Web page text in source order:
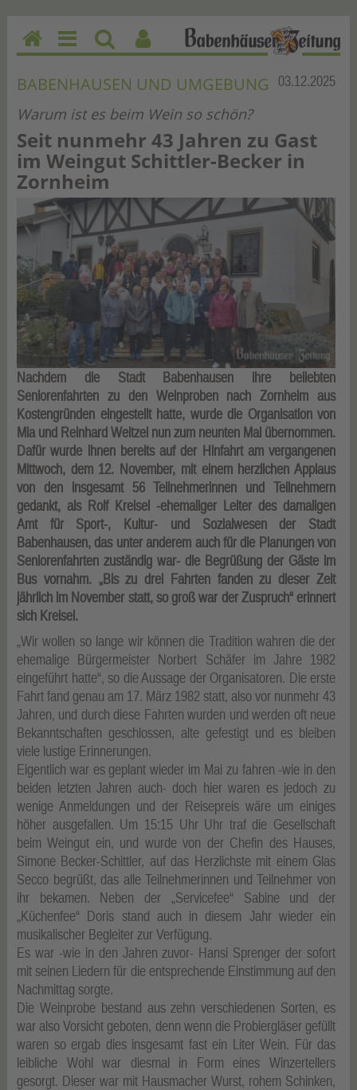
Rubrik:
BABENHAUSEN UND UMGEBUNG 03.12.2025
Warum ist es beim Wein so schön?
Seit nunmehr 43 Jahren zu Gast
im Weingut Schittler-Becker in
Zornheim
Nachdem die Stadt Babenhausen ihre beliebten
Seniorenfahrten zu den Weinproben nach Zornheim aus
Kostengründen eingestellt hatte, wurde die Organisation von
Mia und Reinhard Weitzel nun zum neunten Mal übernommen.
Dafür wurde ihnen bereits auf der Hinfahrt am vergangenen
Mittwoch, dem 12. November, mit einem herzlichen Applaus
von den insgesamt 56 Teilnehmerinnen und Teilnehmern
gedankt, als Rolf Kreisel -ehemaliger Leiter des damaligen
Amt für Sport-, Kultur- und Sozialwesen der Stadt
Babenhausen, das unter anderem auch für die Planungen von
Seniorenfahrten zuständig war- die Begrüßung der Gäste im
Bus vornahm. „Bis zu drei Fahrten fanden zu dieser Zeit
jährlich im November statt, so groß war der Zuspruch“ erinnert
sich Kreisel.
„Wir wollen so lange wir können die Tradition wahren die der
ehemalige Bürgermeister Norbert Schäfer im Jahre 1982
eingeführt hatte“, so die Aussage der Organisatoren. Die erste
Fahrt fand genau am 17. März 1982 statt, also vor nunmehr 43
Jahren, und durch diese Fahrten wurden und werden oft neue
Bekanntschaften geschlossen, alte gefestigt und es bleiben
viele lustige Erinnerungen.
Eigentlich war es geplant wieder im Mai zu fahren -wie in den
beiden letzten Jahren auch- doch hier waren es jedoch zu
wenige Anmeldungen und der Reisepreis wäre um einiges
höher ausgefallen. Um 15:15 Uhr Uhr traf die Gesellschaft
beim Weingut ein, und wurde von der Chefin des Hauses,
Simone Becker-Schittler, auf das Herzlichste mit einem Glas
Secco begrüßt, das alle Teilnehmerinnen und Teilnehmer von
ihr bekamen. Neben der „Servicefee“ Sabine und der
„Küchenfee“ Doris stand auch in diesem Jahr wieder ein
musikalischer Begleiter zur Verfügung.
Es war -wie in den Jahren zuvor- Hansi Sprenger der sofort
mit seinen Liedern für die entsprechende Einstimmung auf den
Nachmittag sorgte.
Die Weinprobe bestand aus zehn verschiedenen Sorten, es
war also Vorsicht geboten, denn wenn die Probiergläser gefüllt
waren so ergab dies insgesamt fast ein Liter Wein. Für das
leibliche Wohl war diesmal in Form eines Winzertellers
gesorgt. Dieser war mit Hausmacher Wurst, rohem Schinken,
H
o
e
M
en
Su
ch
Be
nu
erf
un
kti
en